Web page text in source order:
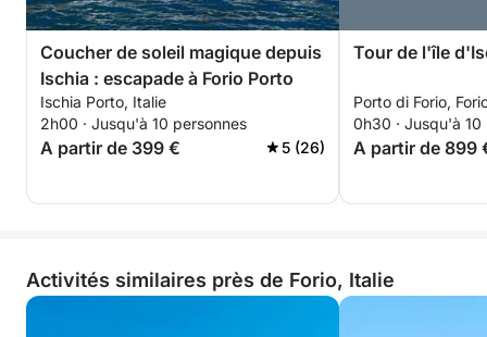
Coucher de soleil magique depuis
Ischia : escapade à Forio Porto
Ischia Porto, Italie
2h00 · Jusqu'à 10 personnes
A partir de 399 € 5 (26)
Tour de l'île
Porto di Forio,
0h30 · Jusqu'à 10
A partir de 899
Activités similaires près de Forio, Italie